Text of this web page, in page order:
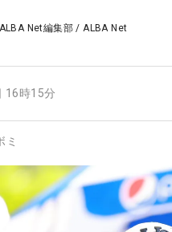
ALBA Net編集部 /ALBA Net
16時15分
ミ